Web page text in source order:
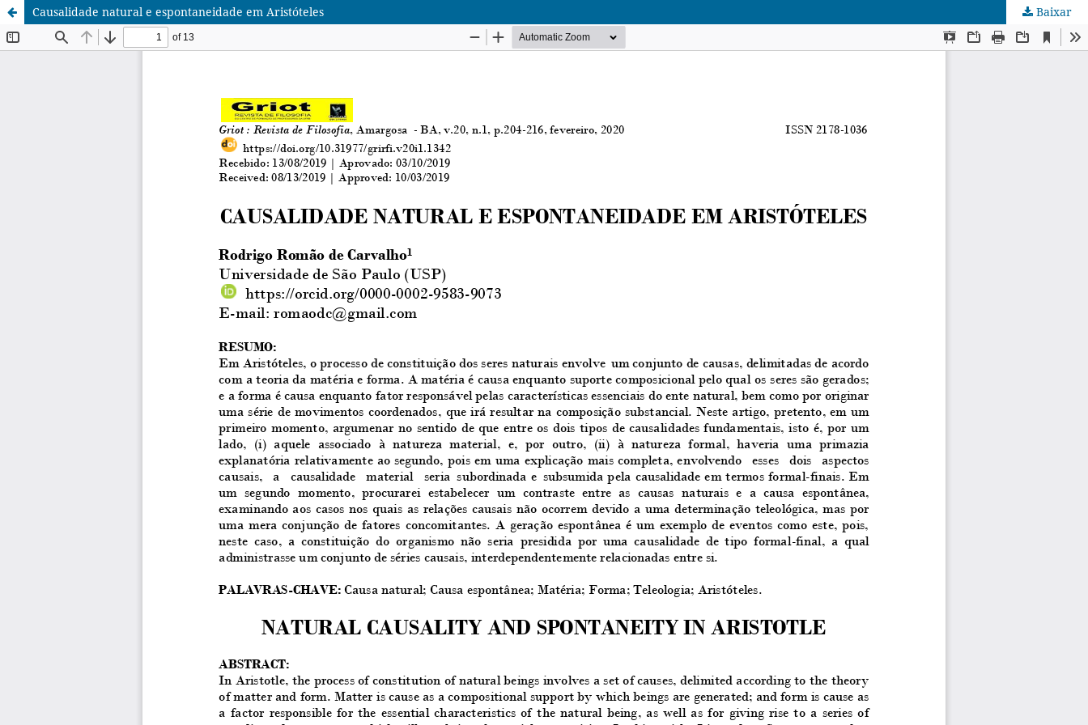
Causalidade natural e espontaneidade em Aristóteles Baixar